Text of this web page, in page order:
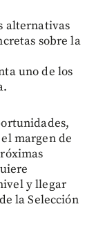
alternativas
sobre la
uno de los
margen de
y llegar
la Selección